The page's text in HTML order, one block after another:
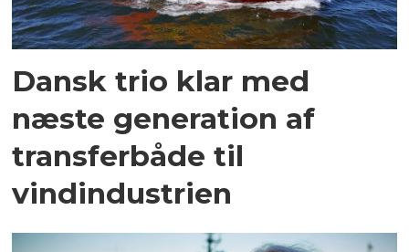
Dansk trio klar med
næste generation af
transferbåde til
vindindustrien